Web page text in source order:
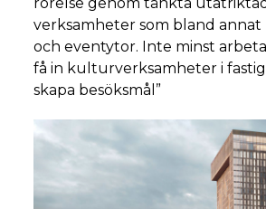
verksamheter som bland
och eventytor. Inte minst
få in kulturverksamheter i
skapa besöksmål”